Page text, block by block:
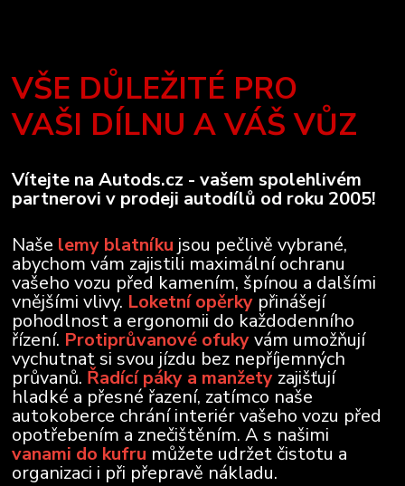
VŠE DŮLEŽITÉ PRO
VAŠI DÍLNU A VÁŠ VŮZ
Vítejte na Autods.cz - vašem spolehlivém
partnerovi v prodeji autodílů od roku 2005!
Naše lemy blatníku jsou pečlivě vybrané,
abychom vám zajistili maximální ochranu
vašeho vozu před kamením, špínou a dalšími
vnějšími vlivy. Loketní opěrky přinášejí
pohodlnost a ergonomii do každodenního
řízení. Protiprůvanové ofukyvám umožňují
vychutnat si svou jízdu bez nepříjemných
průvanů. Řadící páky a manžety zajišťují
hladké a přesné řazení, zatímco naše
autokoberce chrání interiér vašeho vozu před
opotřebením a znečištěním. A s našimi
vanami do kufru můžete udržet čistotu a
organizaci i při přepravě nákladu.